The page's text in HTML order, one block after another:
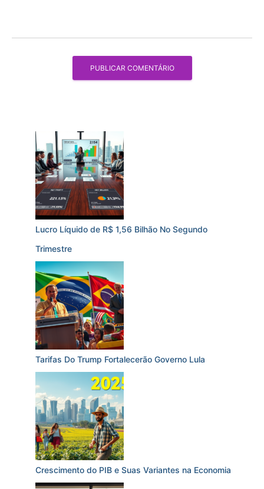
Lucro Líquido de R$ 1,56 Bilhão No Segundo
Trimestre
Tarifas Do Trump Fortalecerão Governo Lula
Crescimento do PIB e Suas Variantes na Economia